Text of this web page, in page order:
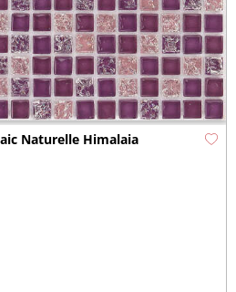
Naturelle Himalaia